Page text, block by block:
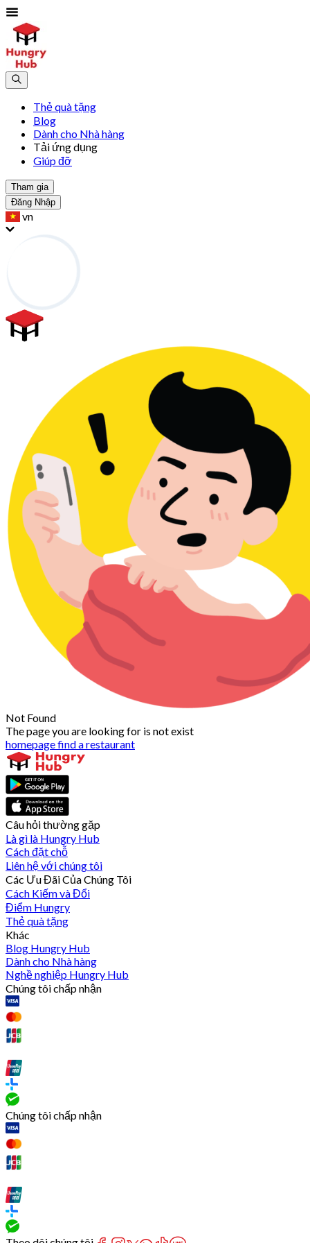
Thẻ quà tặng
Blog
Dành cho Nhà hàng
Tải ứng dụng
Giúp đỡ
Tham gia
Đăng Nhập
vn
Not Found
The page you are looking for is not exist
homepagefind a restaurant
Câu hỏi thường gặp
Là gì là Hungry Hub
Cách đặt chỗ
Liên hệ với chúng tôi
Các Ưu Đãi Của Chúng Tôi
Cách Kiếm và Đổi
Điểm Hungry
Thẻ quà tặng
Khác
Blog Hungry Hub
Dành cho Nhà hàng
Nghề nghiệp Hungry Hub
Chúng tôi chấp nhận
Chúng tôi chấp nhận